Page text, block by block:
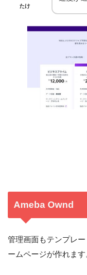
たけ
Ameba Ownd
管理画面もテンプレ
ームページが作れます